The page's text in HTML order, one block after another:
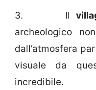
3. Il
archeologico
dall’atmosfera
visuale da
incredibile.